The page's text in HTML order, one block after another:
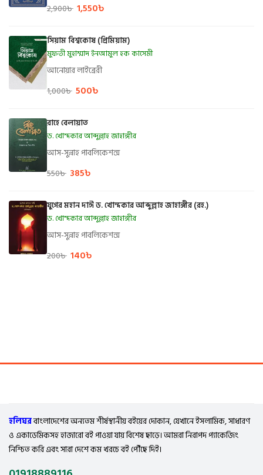
2,900৳ 1,550৳
সিয়াম বিশ্বকোষ (প্রিমিয়াম)
মুফতী মুহাম্মাদ ইনআমুল হক কাসেমী
আনোয়ার লাইব্রেরী
1,000৳ 500৳
রাহে বেলায়াত
ড. খোন্দকার আব্দুল্লাহ জাহাঙ্গীর
আস-সুন্নাহ পাবলিকেশন্স
550৳ 385৳
যুগের মহান দাঈ ড. খোন্দকার আব্দুল্লাহ জাহাঙ্গীর (রহ.)
ড. খোন্দকার আব্দুল্লাহ জাহাঙ্গীর
আস-সুন্নাহ পাবলিকেশন্স
200৳ 140৳
হলিঘরবাংলাদেশের অন্যতম শীর্ষস্থানীয় বইয়ের দোকান, যেখানে ইসলামিক, সাধারণ
ও একাডেমিকসহ হাজারো বই পাওয়া যায় বিশেষ ছাড়ে। আমরা নিরাপদ প্যাকেজিং
নিশ্চিত করি এবং সারা দেশে কম খরচে বই পৌঁছে দিই।